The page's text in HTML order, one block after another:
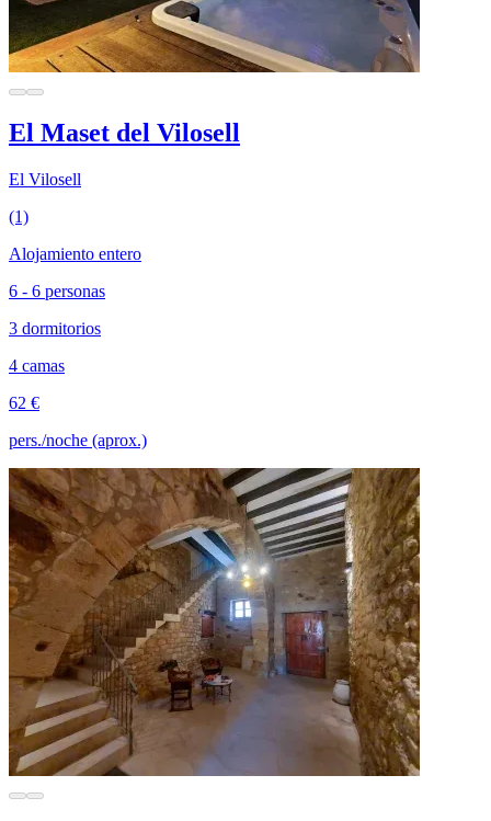
El Maset del Vilosell
El Vilosell
(1)
Alojamiento entero
6 - 6 personas
3 dormitorios
4 camas
62 €
pers./noche (aprox.)